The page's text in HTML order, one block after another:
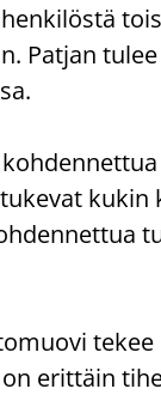
Patjan
erittäin